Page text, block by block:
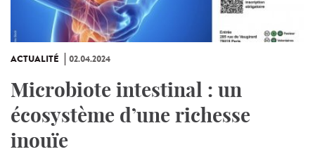
ACTUALITÉ 02.04.2024
Microbiote intestinal : un
écosystème d’une richesse
inouïe